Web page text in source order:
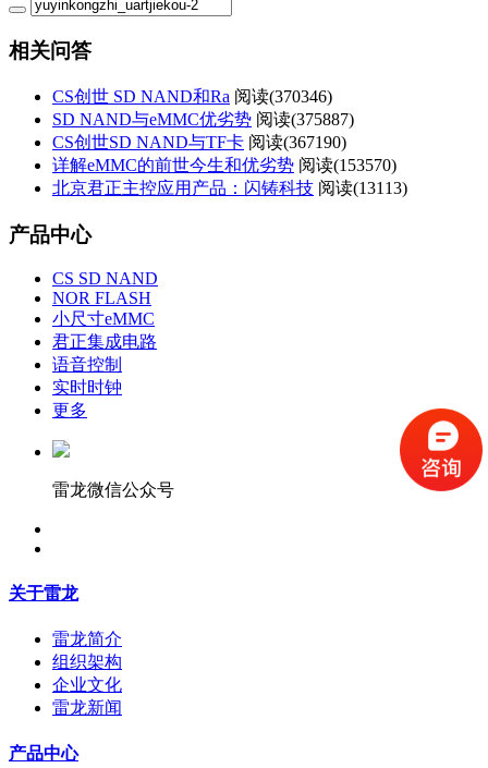
相关问答
CS创世 SD NAND和Ra 阅读(370346)
SD NAND与eMMC优劣势 阅读(375887)
CS创世SD NAND与TF卡 阅读(367190)
详解eMMC的前世今生和优劣势 阅读(153570)
北京君正主控应用产品：闪铸科技 阅读(13113)
产品中心
CS SD NAND
NOR FLASH
小尺寸eMMC
君正集成电路
语音控制
实时时钟
更多
雷龙微信公众号
关于雷龙
雷龙简介
组织架构
企业文化
雷龙新闻
产品中心